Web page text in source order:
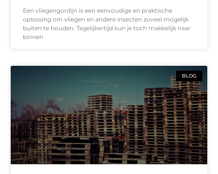
Een vliegengordijn is een eenvoudige en praktische
oplossing om vliegen en andere insecten zoveel mogelijk
buiten te houden. Tegelijkertijd kun je toch makkelijk naar
binnen
BLOG